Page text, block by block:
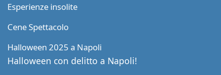
Esperienze insolite
Cene Spettacolo
Halloween 2025 a Napoli
Halloween con delitto a Napoli!